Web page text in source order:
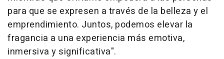
para que se expresen a través de la belleza y el
emprendimiento. Juntos, podemos elevar la
fragancia a una experiencia más emotiva,
inmersiva y significativa".